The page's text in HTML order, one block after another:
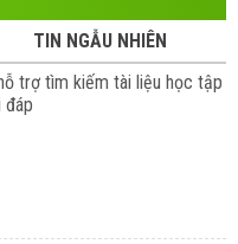
TIN NGẪU NHIÊN
trợ tìm kiếm tài liệu học tập
đáp